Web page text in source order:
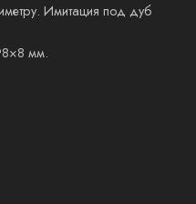
Имитация под дуб
мм.